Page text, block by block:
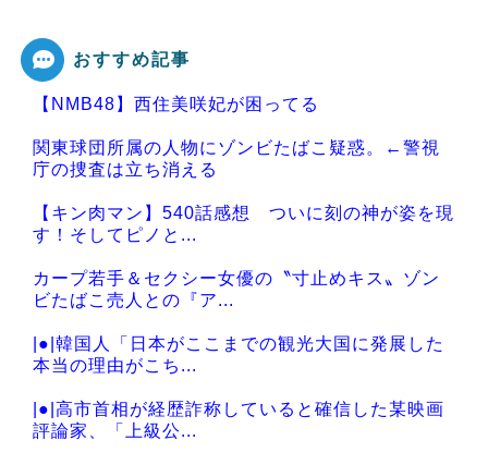
Powered by livedoor 相互RSS
おすすめ記事
【NMB48】西住美咲妃が困ってる
関東球団所属の人物にゾンビたばこ疑惑。←警視
庁の捜査は立ち消える
【キン肉マン】540話感想 ついに刻の神が姿を現
す！そしてピノと...
カープ若手＆セクシー女優の〝寸止めキス〟ゾン
ビたばこ売人との『ア...
|●|韓国人「日本がここまでの観光大国に発展した
本当の理由がこち...
|●|高市首相が経歴詐称していると確信した某映画
評論家、「上級公...